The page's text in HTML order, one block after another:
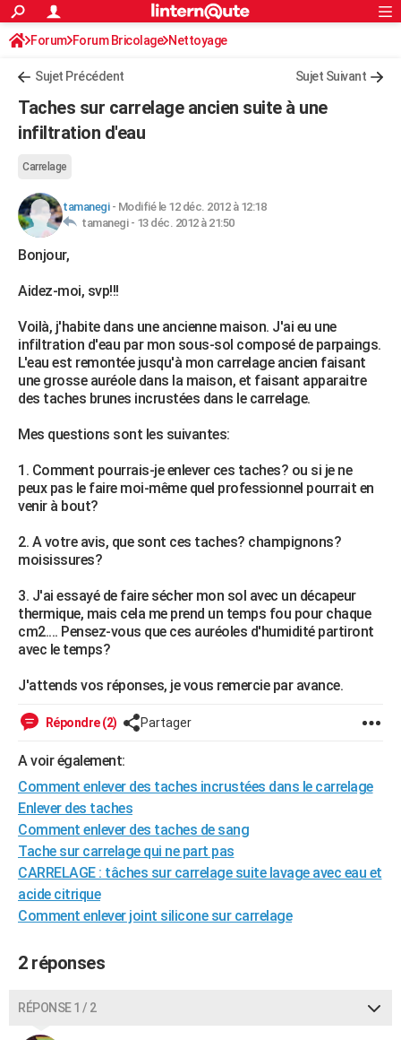
ACTUALITÉS
Politique
Société
Faits Divers
Education
Monde
Villes
+
Programme TV
TNTStreaming
Cinéma
Sorties cinéma
Musique
+FINANCE
Retraite
Impôts
Epargne
Immobilier
Risques naturels par ville
Banque
Assurance
Crédit
AUTO
Essais
Réserver un essai
Citadines
Berlines
SUV
Forum auto
HIGH-TECH
Mobiles
Meilleur smartphone
Internet
Ordinateurs
Jeux vidéo
Guide high-tech
BRICOLAGE
Art de vivre
Bien-être
Loisirs
Mode
Modes de vie
SANTE
Alimentation
Guide de la santé
Maladies
Médicaments
Sommeil
VOYAGE
BONS PLANS
Carte de Noël
Carte Bonne année
Carte Saint-Valentin
Carte Pâques
Carte d'anniversaire
DICTIONNAIRE
Dictionnaire
Biographies
Citations
Expressions
Proverbes
PROGRAMME TV
COPAINS D'AVANT
AVIS DE DÉCÈS
FORUM
S'inscrire
Connexion
Forum Forum Bricolage Nettoyage
Sujet Précédent Sujet Suivant
Taches sur carrelage ancien suite à une
infiltration d'eau
Carrelage
tamanegi- Modifié le 12 déc. 2012 à 12:18
tamanegi - 13 déc. 2012 à 21:50
Bonjour,
Aidez-moi, svp!!!
Voilà, j'habite dans une ancienne maison. J'ai eu une
infiltration d'eau par mon sous-sol composé de parpaings.
L'eau est remontée jusqu'à mon carrelage ancien faisant
une grosse auréole dans la maison, et faisant apparaitre
des taches brunes incrustées dans le carrelage.
Mes questions sont les suivantes:
1. Comment pourrais-je enlever ces taches? ou si je ne
peux pas le faire moi-même quel professionnel pourrait en
venir à bout?
2. A votre avis, que sont ces taches? champignons?
moisissures?
3. J'ai essayé de faire sécher mon sol avec un décapeur
thermique, mais cela me prend un temps fou pour chaque
cm2.... Pensez-vous que ces auréoles d'humidité partiront
avec le temps?
J'attends vos réponses, je vous remercie par avance.
Répondre (2) Partager
A voir également:
Comment enlever des taches incrustées dans le carrelage
Enlever des taches
Comment enlever des taches de sang
Tache sur carrelage qui ne part pas
CARRELAGE : tâches sur carrelage suite lavage avec eau et
acide citrique
Comment enlever joint silicone sur carrelage
2 réponses
RÉPONSE 1 / 2